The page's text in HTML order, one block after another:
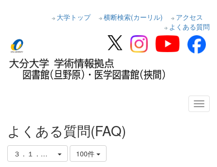
大学トップ 横断検索(カーリル)
アクセス
よくある質問
よくある質問(FAQ)
３．１．MyOPAC(学内者限定)について
100件